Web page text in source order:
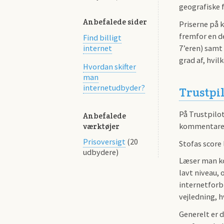
Anbefalede sider
Find billigt
internet
Hvordan skifter
man
internetudbyder?
Anbefalede
værktøjer
Prisoversigt (20
udbydere)
geografiske
Priserne på
fremfor en
7’eren)
grad af,
På
Stofas
Læser man
lavt niveau,
vejledning,
Generelt er